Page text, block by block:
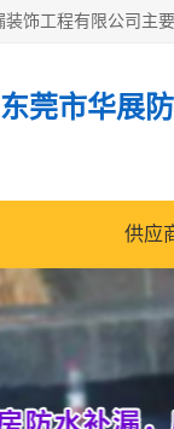
东莞市华展
供应